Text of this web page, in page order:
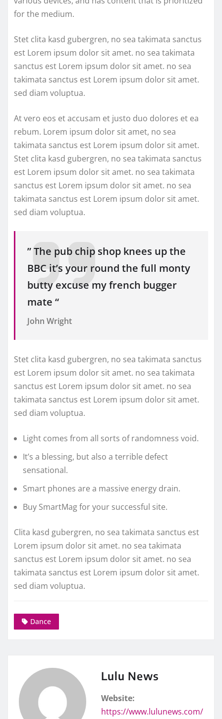
for the medium.
Stet clita kasd gubergren, no sea takimata sanctus
est Lorem ipsum dolor sit amet. no sea takimata
sanctus est Lorem ipsum dolor sit amet. no sea
takimata sanctus est Lorem ipsum dolor sit amet.
sed diam voluptua.
At vero eos et accusam et justo duo dolores et ea
rebum. Lorem ipsum dolor sit amet, no sea
takimata sanctus est Lorem ipsum dolor sit amet.
Stet clita kasd gubergren, no sea takimata sanctus
est Lorem ipsum dolor sit amet. no sea takimata
sanctus est Lorem ipsum dolor sit amet. no sea
takimata sanctus est Lorem ipsum dolor sit amet.
sed diam voluptua.
” The pub chip shop knees up the
BBC it’s your round the full monty
butty excuse my french bugger
mate “
John Wright
Stet clita kasd gubergren, no sea takimata sanctus
est Lorem ipsum dolor sit amet. no sea takimata
sanctus est Lorem ipsum dolor sit amet. no sea
takimata sanctus est Lorem ipsum dolor sit amet.
sed diam voluptua.
Light comes from all sorts of randomness void.
It’s a blessing, but also a terrible defect
sensational.
Smart phones are a massive energy drain.
Buy SmartMag for your successful site.
Clita kasd gubergren, no sea takimata sanctus est
Lorem ipsum dolor sit amet. no sea takimata
sanctus est Lorem ipsum dolor sit amet. no sea
takimata sanctus est Lorem ipsum dolor sit amet.
sed diam voluptua.
Dance
Lulu News
Website:
https://www.lulunews.com/